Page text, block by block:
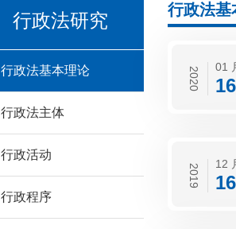
行政法研究
行政法基本理论
行政法主体
行政活动
行政程序
行政法基
2020 01
16
2019 12
16